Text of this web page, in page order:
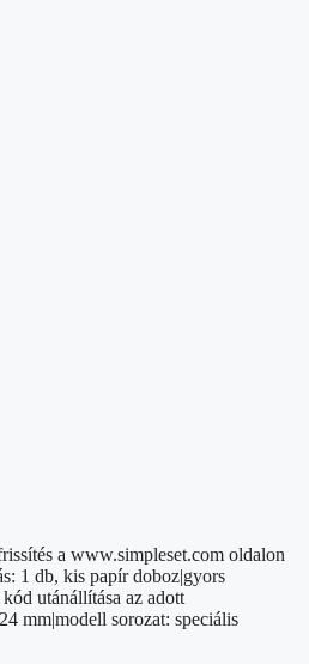
a www.simpleset.com oldalon
1 db, kis papír doboz|gyors
utánállítása az adott
mm|modell sorozat: speciális